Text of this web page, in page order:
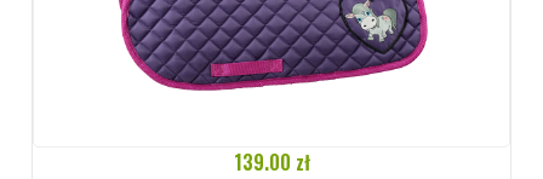
139.00 zł